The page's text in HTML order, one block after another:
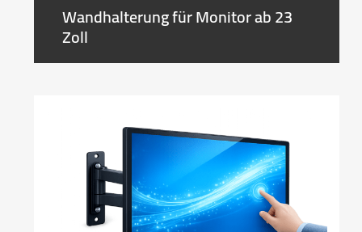
Wandhalterung für Monitor ab 23
Zoll